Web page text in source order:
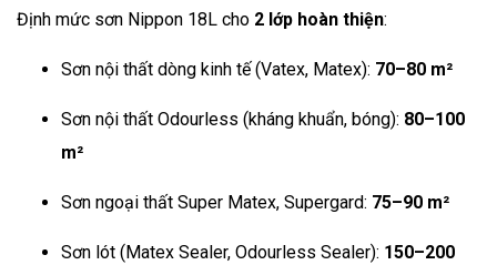
Định mức sơn Nippon 18L cho 2 lớp hoàn thiện:
Sơn nội thất dòng kinh tế (Vatex, Matex): 70–80 m²
Sơn nội thất Odourless (kháng khuẩn, bóng): 80–100
m²
Sơn ngoại thất Super Matex, Supergard: 75–90 m²
Sơn lót (Matex Sealer, Odourless Sealer): 150–200